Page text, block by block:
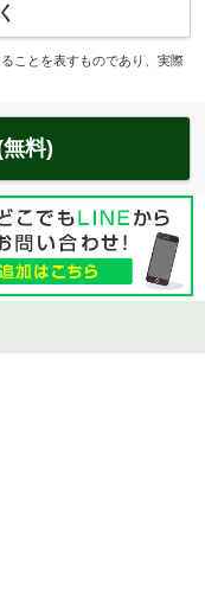
ことを表すものであり、実際
料)